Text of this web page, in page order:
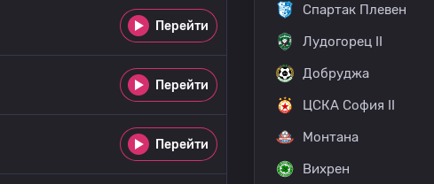
Перейти
Перейти
Перейти
Спартак Плевен
Лудогорец II
Добруджа
ЦСКА София II
Монтана
Вихрен